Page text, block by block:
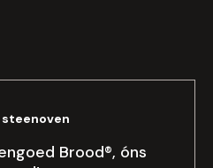
Brood®, óns